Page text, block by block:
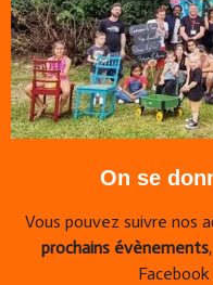
On se
Vous pouvez suivre nos
prochains évènements